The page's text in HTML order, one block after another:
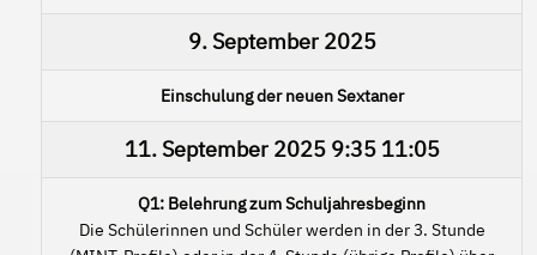
9. September 2025
Einschulung der neuen Sextaner
11. September 20259:35 11:05
Q1: Belehrung zum Schuljahresbeginn
Die Schülerinnen und Schüler werden in der 3. Stunde